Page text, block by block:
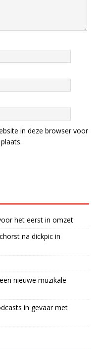
in deze browser voor
het eerst in omzet
na dickpic in
nieuwe muzikale
in gevaar met